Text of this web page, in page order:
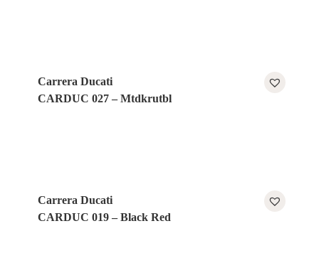
Carrera Ducati
CARDUC 027 – Mtdkrutbl
Carrera Ducati
CARDUC 019 – Black Red